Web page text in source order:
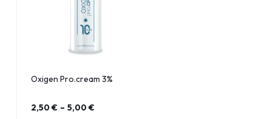
Oxigen Pro.cream 3%
2,50€ – 5,00€